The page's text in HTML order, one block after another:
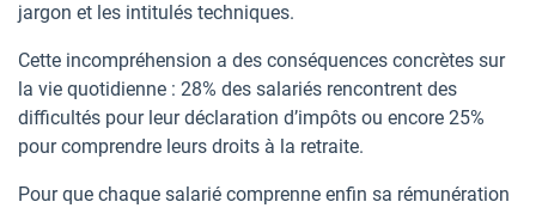
jargon et les intitulés techniques.
Cette incompréhension a des conséquences concrètes sur
la vie quotidienne : 28% des salariés rencontrent des
difficultés pour leur déclaration d’impôts ou encore 25%
pour comprendre leurs droits à la retraite.
Pour que chaque salarié comprenne enfin sa rémunération